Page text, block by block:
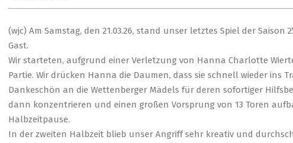
(wjc) Am Samstag, den 21.03.26, stand unser letztes Spiel der
Gast.
Wir starteten, aufgrund einer Verletzung von Hanna Charlotte
Partie. Wir drücken Hanna die Daumen, dass sie schnell wieder ins
Dankeschön an die Wettenberger Mädels für deren sofortiger
dann konzentrieren und einen großen Vorsprung von 13 Toren
Halbzeitpause.
In der zweiten Halbzeit blieb unser Angriff sehr kreativ und